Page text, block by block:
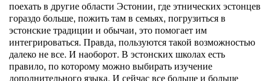
поехать в другие области Эстонии, где этнических эстонцев
гораздо больше, пожить там в семьях, погрузиться в
эстонские традиции и обычаи, это помогает им
интегрироваться. Правда, пользуются такой возможностью
далеко не все. И наоборот. В эстонских школах есть
правило, по которому можно выбирать изучение
дополнительного языка. И сейчас все больше и больше